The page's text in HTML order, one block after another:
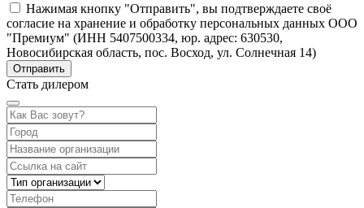
Нажимая кнопку "Отправить", вы подтверждаете своё
согласие на хранение и обработку персональных данных ООО
"Премиум" (ИНН 5407500334, юр. адрес: 630530,
Новосибирская область, пос. Восход, ул. Солнечная 14)
Стать дилером